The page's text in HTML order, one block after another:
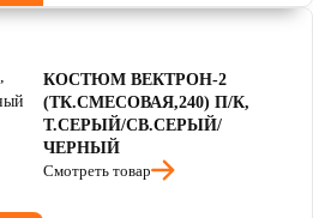
КОСТЮМ ВЕКТРОН-2
(ТК.СМЕСОВАЯ,240) П/К,
Т.СЕРЫЙ/СВ.СЕРЫЙ/
ЧЕРНЫЙ
Смотреть товар